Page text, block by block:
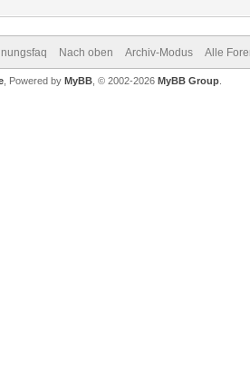
Nach oben Archiv-Modus Alle
, Powered by MyBB , © 2002-2026 MyBB Group